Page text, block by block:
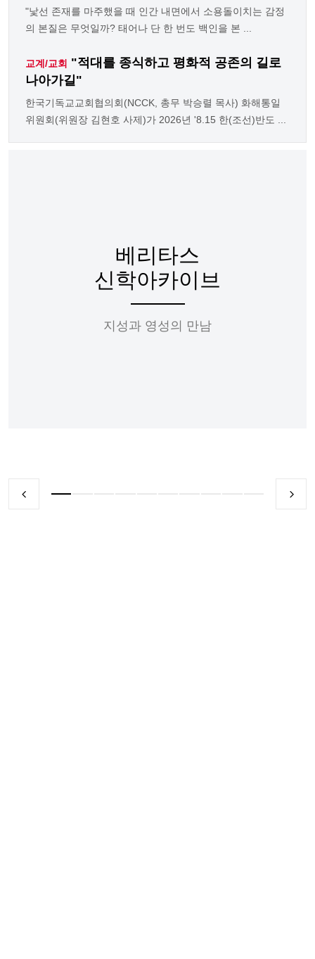
"낯선 존재를 마주했을 때 인간 내면에서 소용돌이치는 감정
의 본질은 무엇일까? 태어나 단 한 번도 백인을 본 ...
교계/교회 "적대를 종식하고 평화적 공존의 길로
나아가길"
한국기독교교회협의회(NCCK, 총무 박승렬 목사) 화해통일
위원회(위원장 김현호 사제)가 2026년 '8.15 한(조선)반도 ...
베리타스
신학아카이브
지성과 영성의 만남